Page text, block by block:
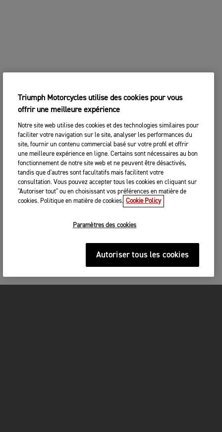
Triumph Motorcycles utilise des cookies pour vous
offrir une meilleure expérience
Notre site web utilise des cookies et des technologies similaires pour
faciliter votre navigation sur le site, analyser les performances du
site, fournir un contenu commercial basé sur votre profil et offrir
une meilleure expérience en ligne. Certains sont nécessaires au bon
fonctionnement de notre site web et ne peuvent être désactivés,
tandis que d'autres sont facultatifs mais facilitent votre
consultation. Vous pouvez accepter tous les cookies en cliquant sur
"Autoriser tout" ou en choisissant vos préférences en matière de
cookies. Politique en matière de cookies. Cookie Policy
Paramètres des cookies
Autoriser tous les cookies